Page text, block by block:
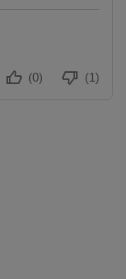
(1)
(0)